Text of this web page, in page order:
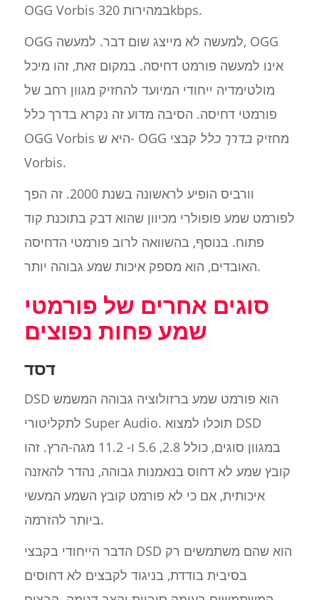
OGG Vorbis במהירות 320kbps.
OGG למעשה לא מייצג שום דבר. למעשה, OGG
אינו למעשה פורמט דחיסה. במקום זאת, זהו מיכל
מולטימדיה ייחודי המיועד להחזיק מגוון רחב של
פורמטי דחיסה. הסיבה מדוע זה נקרא בדרך כלל
OGG Vorbis היא ש- OGG מחזיק בדרך כלל קבצי
Vorbis.
וורביס הופיע לראשונה בשנת 2000. זה הפך
לפורמט שמע פופולרי מכיוון שהוא דבק בתוכנת קוד
פתוח. בנוסף, בהשוואה לרוב פורמטי הדחיסה
האובדים, הוא מספק איכות שמע גבוהה יותר.
סוגים אחרים של פורמטי
שמע פחות נפוצים
דסד
DSD הוא פורמט שמע ברזולוציה גבוהה המשמש
לתקליטורי Super Audio. תוכלו למצוא DSD
במגוון סוגים, כולל 2.8, 5.6 ו- 11.2 מגה-הרץ. זהו
קובץ שמע לא דחוס בנאמנות גבוהה, נהדר להאזנה
איכותית, אם כי לא פורמט קובץ השמע המעשי
ביותר להזרמה.
הדבר הייחודי בקבצי DSD הוא שהם משתמשים רק
בסיבית בודדת, בניגוד לקבצים לא דחוסים